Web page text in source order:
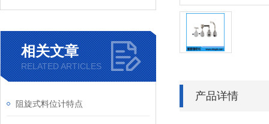
相关文章
RELATED ARTICLES
阻旋式料位计特点
产品详情